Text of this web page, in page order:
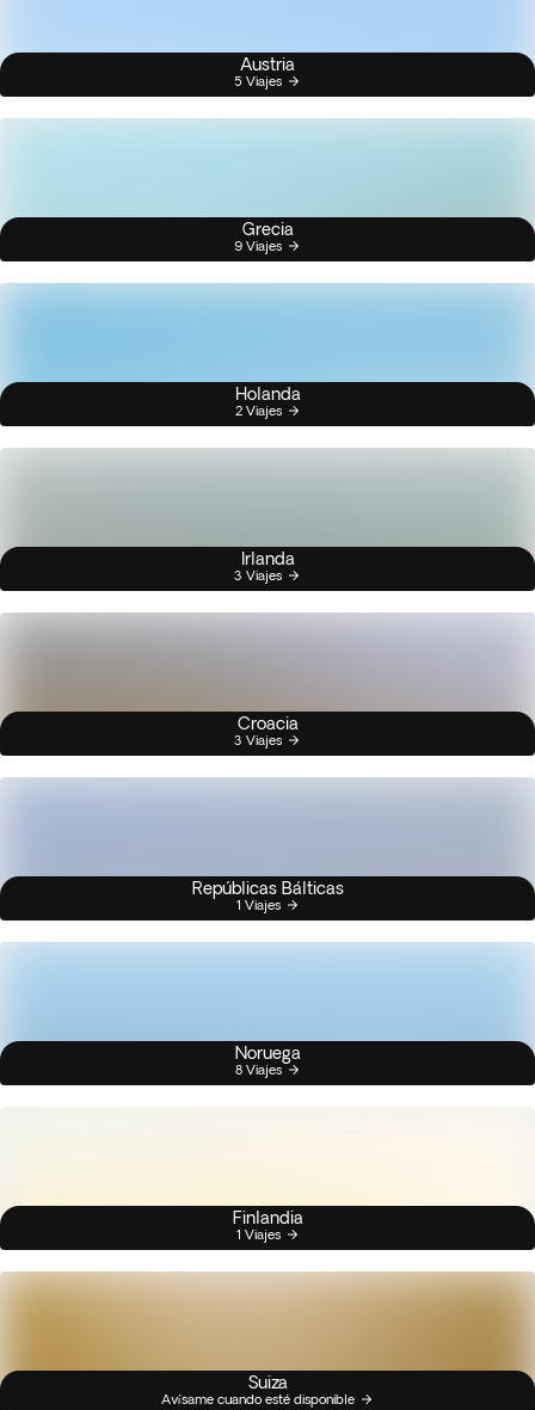
Austria
5 Viajes
Grecia
9 Viajes
Holanda
2 Viajes
Irlanda
3 Viajes
Croacia
3 Viajes
Repúblicas Bálticas
1 Viajes
Noruega
8 Viajes
Finlandia
1 Viajes
Suiza
Avísame cuando esté disponible